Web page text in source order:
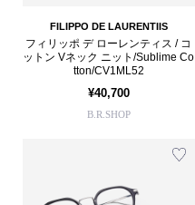
FILIPPO DE LAURENTIIS
フィリッポ デ ローレンティス / コ
ットン Vネック ニット/Sublime Co
tton/CV1ML52
¥40,700
B.R.SHOP